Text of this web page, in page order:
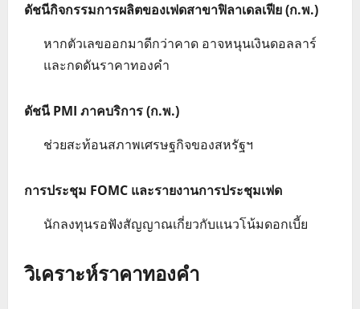
ดัชนีกิจกรรมการผลิตของเฟดสาขาฟิลาเดลเฟีย (ก.พ.)
หากตัวเลขออกมาดีกว่าคาด อาจหนุนเงินดอลลาร์
และกดดันราคาทองคำ
ดัชนี PMI ภาคบริการ (ก.พ.)
ช่วยสะท้อนสภาพเศรษฐกิจของสหรัฐฯ
การประชุม FOMC และรายงานการประชุมเฟด
นักลงทุนรอฟังสัญญาณเกี่ยวกับแนวโน้มดอกเบี้ย
วิเคราะห์ราคาทองคำ